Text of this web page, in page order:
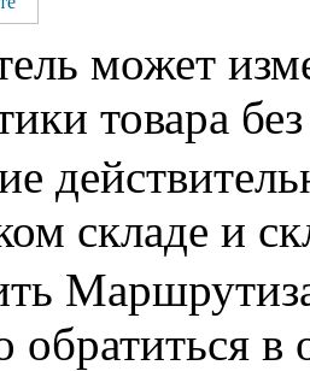
может
товара
складе и